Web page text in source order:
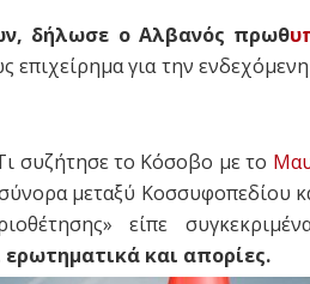
δήλωσε ο Αλβανός πρωθ
επιχείρημα για την
συζήτησε το Κόσοβο με το
μεταξύ Κοσσυφοπεδίου
είπε
και απορίες.